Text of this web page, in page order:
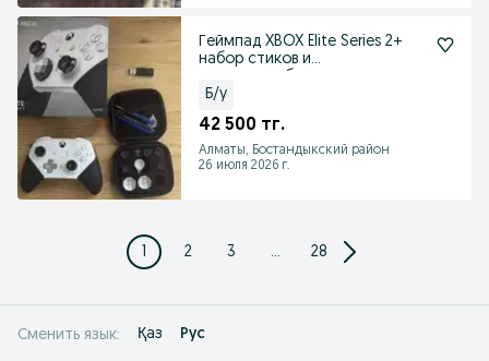
Геймпад XBOX Elite Series 2+
набор стиков и
Б/у
42 500 тг.
Алматы, Бостандыкский район
26 июля 2026 г.
1 2 3 ... 28
Сменить язык: Қаз Рус